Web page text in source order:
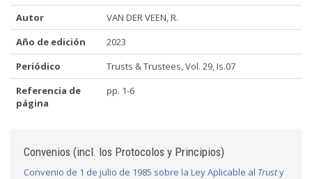
Autor
VAN DER VEEN, R.
Año de edición
2023
Periódico
Trusts & Trustees, Vol. 29, Is.07
Referencia de
página
pp. 1-6
Convenios (incl. los Protocolos y Principios)
Convenio de 1 de julio de 1985 sobre la Ley Aplicable al Trusty